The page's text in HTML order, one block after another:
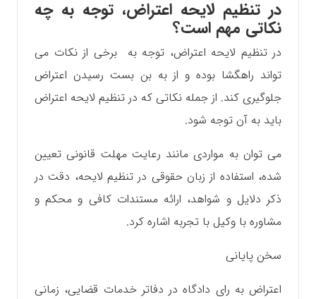
در تنظیم لایحه اعتراض، توجه به چه
نکاتی مهم است؟
در تنظیم لایحه اعتراض، توجه به برخی از نکات می
تواند راهگشا بوده و از به بن بست رسیدن اعتراض
جلوگیری کند. از جمله نکاتی که در تنظیم لایحه اعتراض
باید به آن توجه شود.
می توان به مواردی مانند رعایت مهلت قانونی تعیین
شده، استفاده از زبان حقوقی در تنظیم لایحه، دقت در
ذکر دلایل و شواهد، ارائه مستندات کافی و محکم و
مشاوره با وکیل با تجربه اشاره کرد.
سخن پایانی
اعتراض به رای دادگاه در دفاتر خدمات قضایی، زمانی